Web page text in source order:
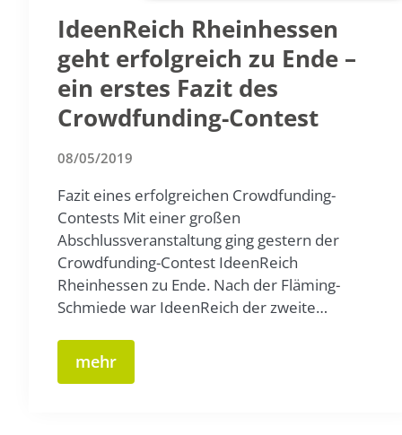
IdeenReich Rheinhessen
geht erfolgreich zu Ende –
ein erstes Fazit des
Crowdfunding-Contest
08/05/2019
Fazit eines erfolgreichen Crowdfunding-
Contests Mit einer großen
Abschlussveranstaltung ging gestern der
Crowdfunding-Contest IdeenReich
Rheinhessen zu Ende. Nach der Fläming-
Schmiede war IdeenReich der zweite…
mehr